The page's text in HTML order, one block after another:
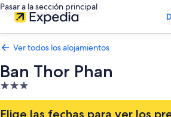
Pasar a la sección principal
Ver todos los alojamientos
Ban Thor Phan
Alojamiento
de
3.0 estrellas
Elige las fechas para ver los